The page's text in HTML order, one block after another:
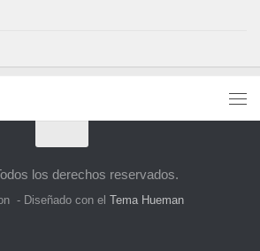
los derechos reservados.
- Diseñado con el Tema Hueman